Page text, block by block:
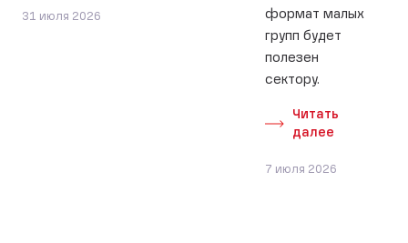
31 июля 2026
формат малых
групп будет
полезен
сектору.
Читать
далее
7 июля 2026